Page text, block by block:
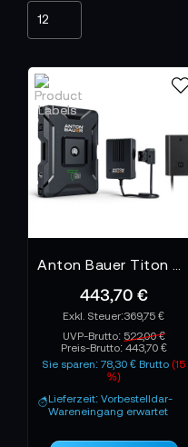
443,70 €
369,75 €
UVP-Brutto: 522,00 €
Preis-Brutto: 443,70 €
Sie sparen: 78,30 € Brutto(15
%)
Lieferzeit: Vorbestelldar-
Wareneingang erwartet